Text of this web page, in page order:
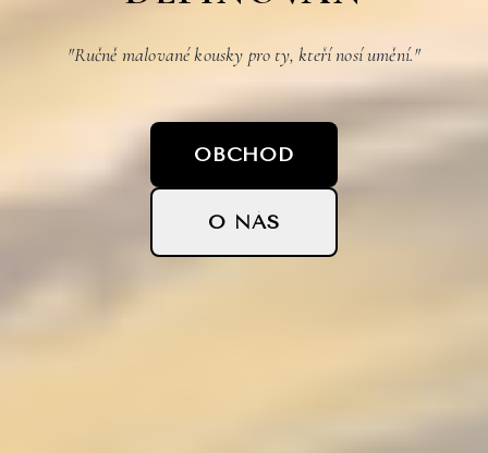
"Ručně malované kousky pro ty, kteří nosí umění."
OBCHOD
O NÁS